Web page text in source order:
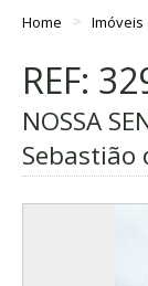
Home Imóveis
REF:
NOSSA
Sebastião